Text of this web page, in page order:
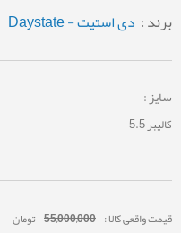
برند : دی استیت - Daystate
سایز :
کالیبر 5.5
قیمت واقعی کالا : 55,000,000 تومان